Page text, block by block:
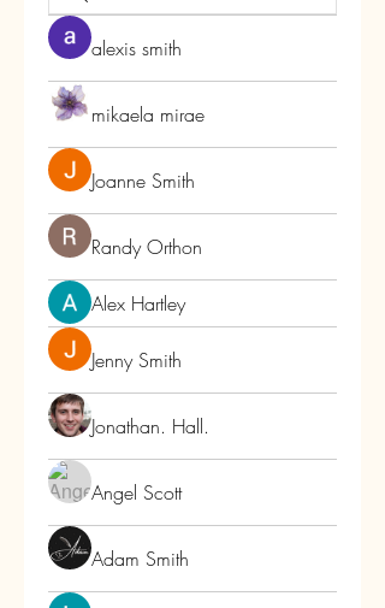
alexis smith
mikaela mirae
Joanne Smith
Randy Orthon
Alex Hartley
Jenny Smith
Jonathan. Hall.
Angel Scott
Adam Smith